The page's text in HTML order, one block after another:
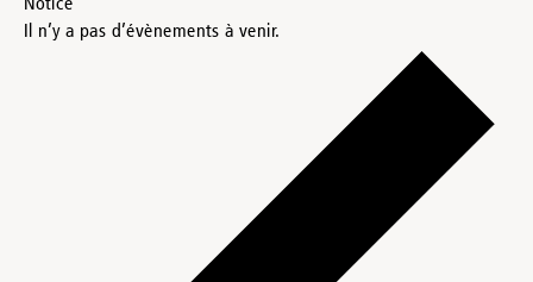
Notice
Il n’y a pas d’évènements à venir.